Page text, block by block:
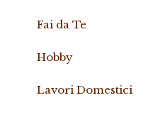
Fai da Te
Hobby
Lavori Domestici